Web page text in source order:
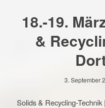
18.-19.
&
3. September
Solids & Recycling-